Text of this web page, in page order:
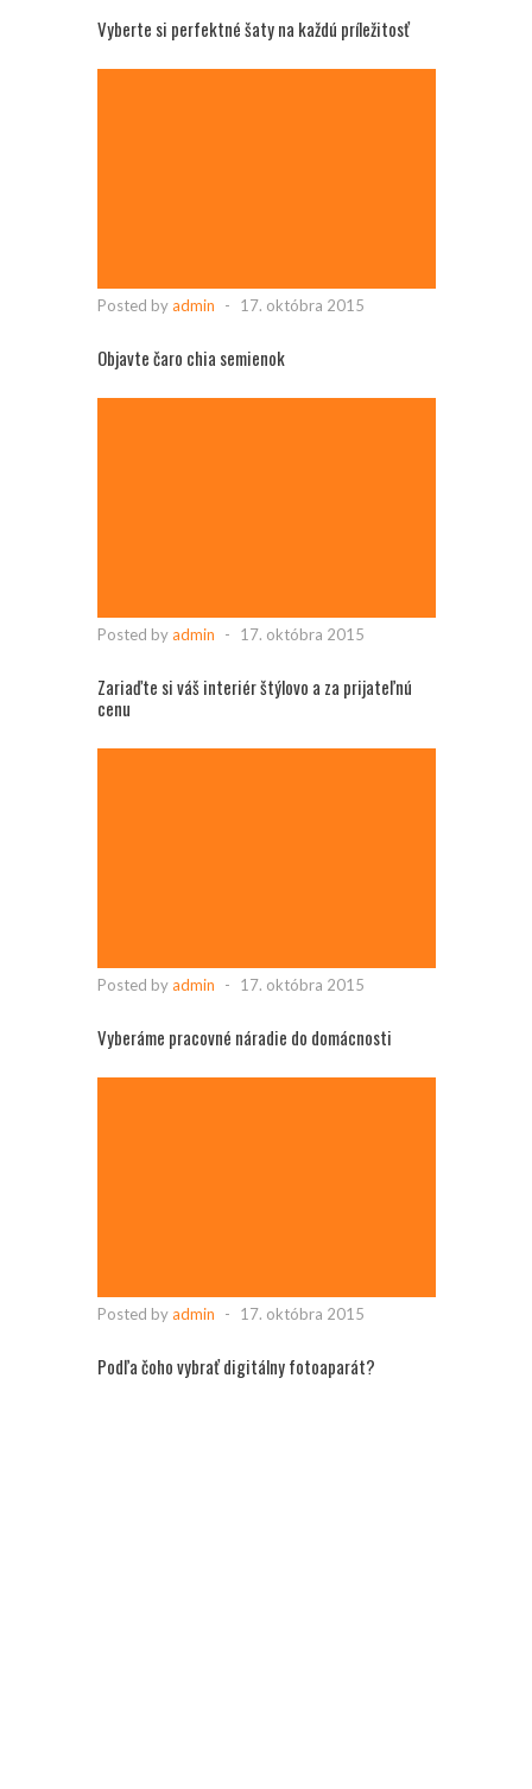
Vyberte si perfektné šaty na každú príležitosť
Posted byadmin - 17. októbra 2015
Objavte čaro chia semienok
Posted byadmin - 17. októbra 2015
Zariaďte si váš interiér štýlovo a za prijateľnú
cenu
Posted byadmin - 17. októbra 2015
Vyberáme pracovné náradie do domácnosti
Posted byadmin - 17. októbra 2015
Podľa čoho vybrať digitálny fotoaparát?